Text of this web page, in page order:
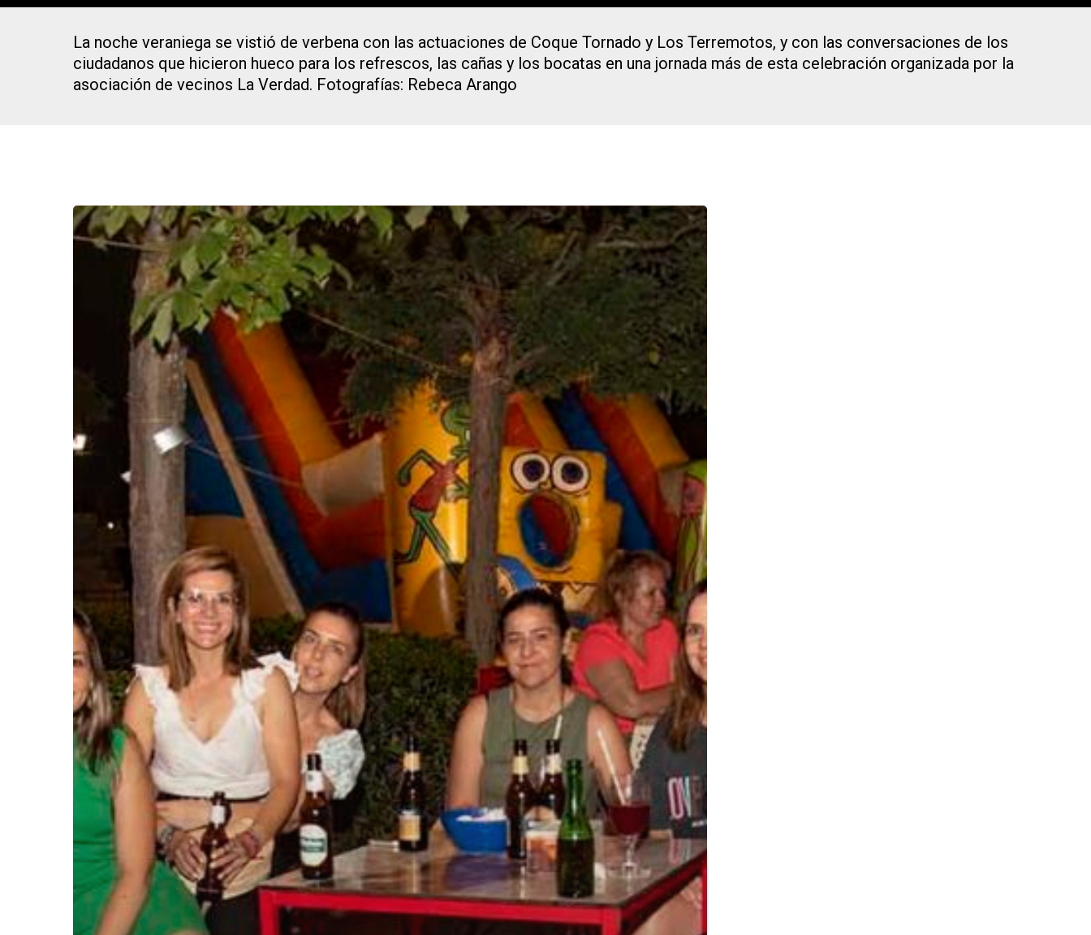
Presiona Intro para buscar o ESC para cerrar
La noche veraniega se vistió de verbena con las actuaciones de Coque Tornado y Los Terremotos, y con las conversaciones de los
ciudadanos que hicieron hueco para los refrescos, las cañas y los bocatas en una jornada más de esta celebración organizada por la
asociación de vecinos La Verdad. Fotografías: Rebeca Arango